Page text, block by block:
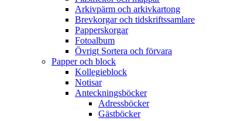
Arkivpärm och arkivkartong
Brevkorgar och tidskriftssamlare
Papperskorgar
Fotoalbum
Övrigt Sortera och förvara
Papper och block
Kollegieblock
Notisar
Anteckningsböcker
Adressböcker
Gästböcker